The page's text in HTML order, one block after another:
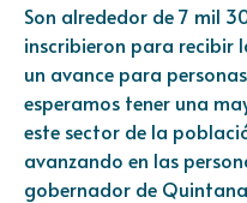
Son alrededor de 7 mil
inscribieron para recibir
un avance para
esperamos tener una
este sector de la
avanzando en las
gobernador de